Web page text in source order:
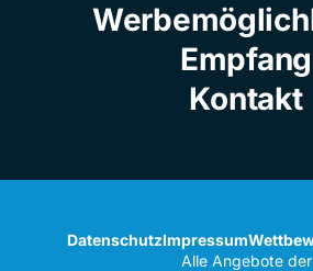
Empfang
Kontakt
DatenschutzImpressum
Alle Angebote der